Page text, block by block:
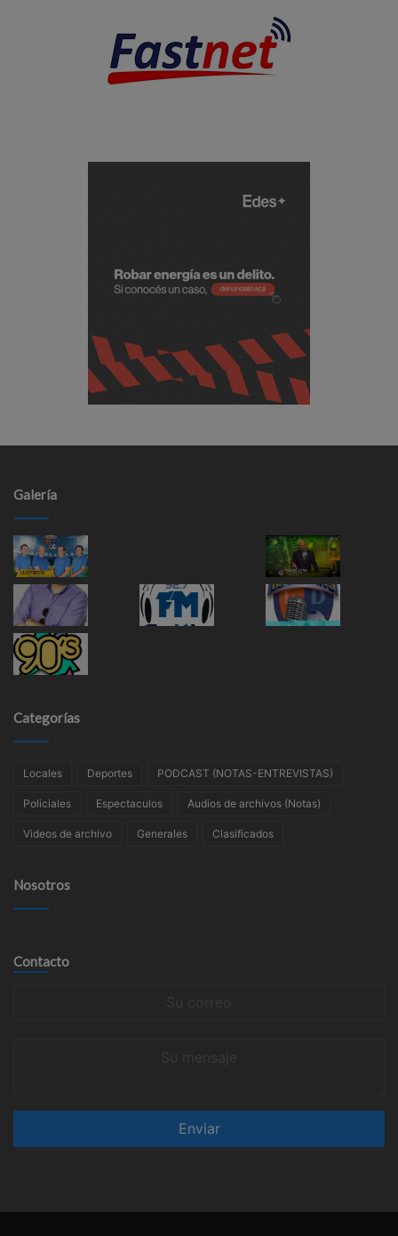
Galería
Categorías
Locales Deportes PODCAST (NOTAS-ENTREVISTAS)
Policiales Espectaculos Audios de archivos (Notas)
Videos de archivo Generales Clasificados
Nosotros
Contacto